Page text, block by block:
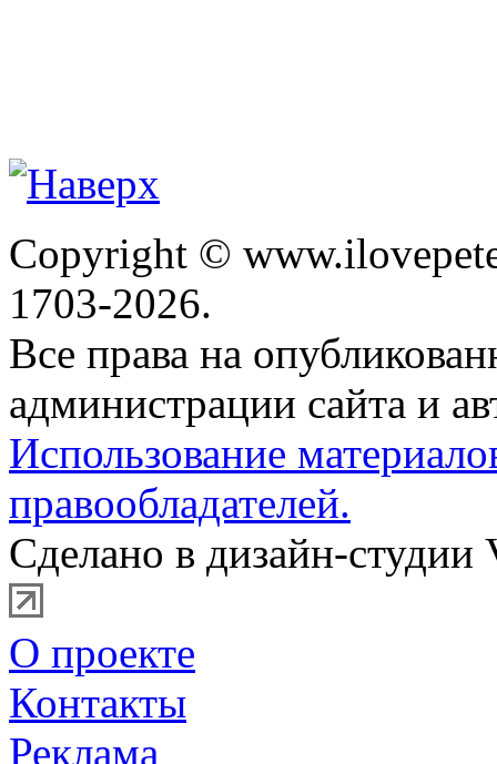
Copyright ©
1703-2026.
Все права на
администрации сайта и
Использование
правообладателей.
Сделано в дизайн-студии
О проекте
Контакты
Реклама